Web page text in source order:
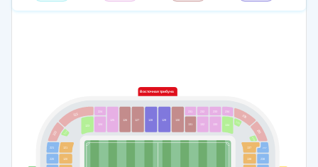
Восточная трибуна
130
129
128
127
126
125
123
124 131 132 133 134
224 231 232 233 234
137
138 238
237
223
222 122
135
136
235
236
221 121
220 120